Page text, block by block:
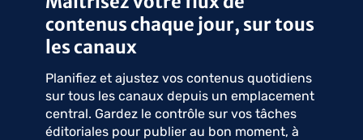
contenus chaque jour, sur tous
les canaux
Planifiez et ajustez vos contenus quotidiens
sur tous les canaux depuis un emplacement
central. Gardez le contrôle sur vos tâches
éditoriales pour publier au bon moment, à